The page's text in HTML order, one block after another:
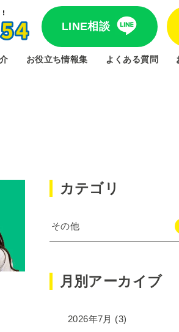
LINE相談
お役立ち情報集 よくある質問
カテゴリ
その他
月別アーカイブ
2026年7月 (3)